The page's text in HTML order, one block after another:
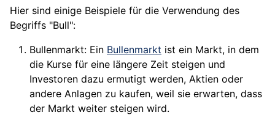
Hier sind einige Beispiele für die Verwendung des
Begriffs "Bull":
Bullenmarkt: Ein Bullenmarkt ist ein Markt, in dem
die Kurse für eine längere Zeit steigen und
Investoren dazu ermutigt werden, Aktien oder
andere Anlagen zu kaufen, weil sie erwarten, dass
der Markt weiter steigen wird.